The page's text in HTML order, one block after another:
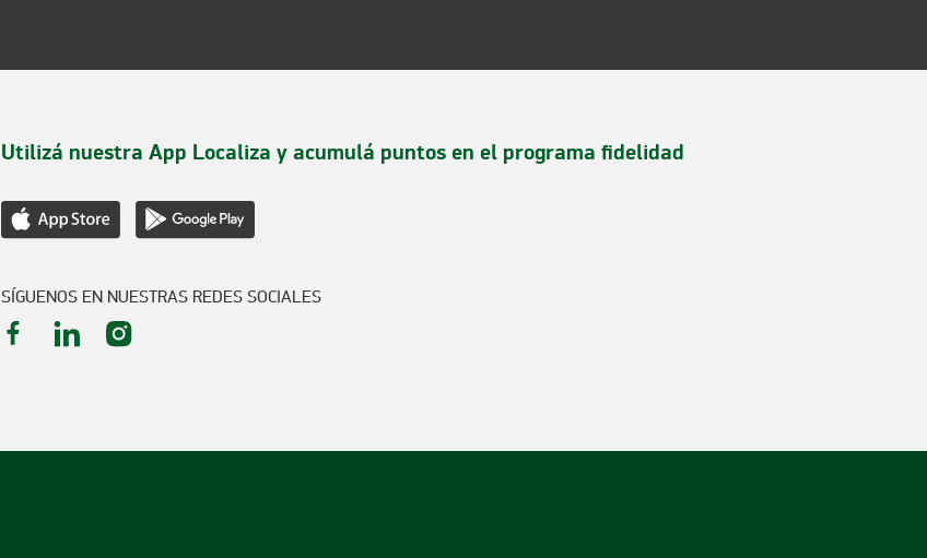
Utilizá nuestra App Localiza y acumulá puntos en el programa fidelidad
SÍGUENOS EN NUESTRAS REDES SOCIALES